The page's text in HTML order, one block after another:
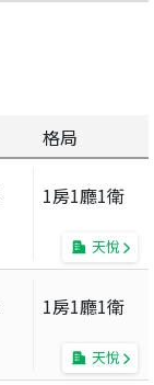
格局
1房1廳1衛
天悅
1房1廳1衛
天悅